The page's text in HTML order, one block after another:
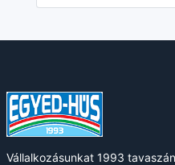
Vállalkozásunkat 1993